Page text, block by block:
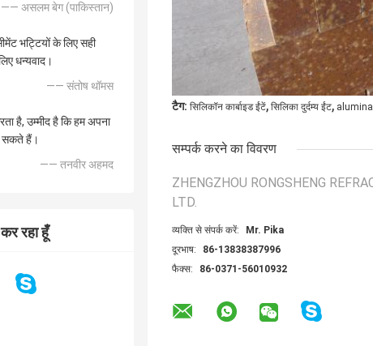
—— असलम बेग (पाकिस्तान)
भट्टियों के लिए सही
धन्यवाद।
—— संतोष थॉमस
है, उम्मीद है कि हम अपना
सकते हैं।
—— तनवीर अहमद
रहा हूँ
टैग: सिलिकॉन कार्बाइड ईंटें, सिलिका दुर्दम्य ईंट,
सम्पर्क करने का विवरण
ZHENGZHOU RONGSHENG
LTD.
व्यक्ति से संपर्क करें:
Mr. Pika
दूरभाष:
86-13838387996
फैक्स:
86-0371-56010932